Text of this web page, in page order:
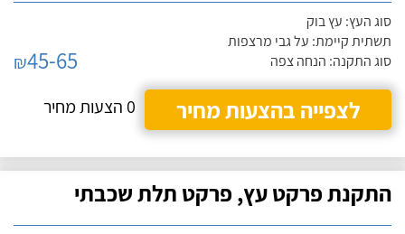
סוג העץ: עץ בוק
תשתית קיימת: על גבי מרצפות
סוג התקנה: הנחה צפה
₪45-65
לצפייה בהצעות מחיר
0 הצעות מחיר
התקנת פרקט עץ, פרקט תלת שכבתי